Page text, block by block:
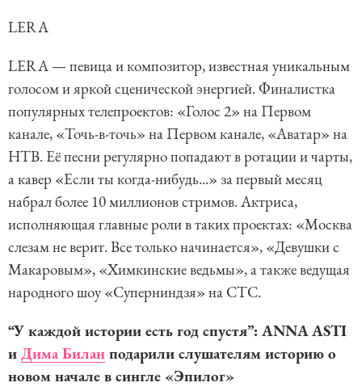
LERA
LERA — певица и композитор, известная уникальным
голосом и яркой сценической энергией. Финалистка
популярных телепроектов: «Голос 2» на Первом
канале, «Точь-в-точь» на Первом канале, «Аватар» на
НТВ. Её песни регулярно попадают в ротации и чарты,
а кавер «Если ты когда-нибудь...» за первый месяц
набрал более 10 миллионов стримов. Актриса,
исполняющая главные роли в таких проектах: «Москва
слезам не верит. Все только начинается», «Девушки с
Макаровым», «Химкинские ведьмы», а также ведущая
народного шоу «Суперниндзя» на СТС.
“У каждой истории есть год спустя”: ANNA ASTI
и Дима Билан подарили слушателям историю о
новом начале в сингле «Эпилог»